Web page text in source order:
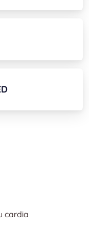
cardia